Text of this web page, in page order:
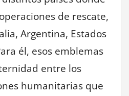
de rescate,
Argentina, Estados
él, esos emblemas
entre los
humanitarias que